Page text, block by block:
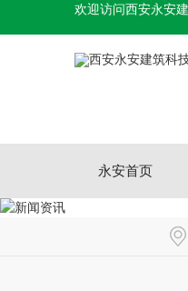
欢迎访问西安永安
永安首页